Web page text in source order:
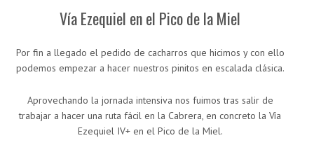
Vía Ezequiel en el Pico de la Miel
Por fin a llegado el pedido de cacharros que hicimos y con ello
podemos empezar a hacer nuestros pinitos en escalada clásica.
Aprovechando la jornada intensiva nos fuimos tras salir de
trabajar a hacer una ruta fácil en la Cabrera, en concreto la Vía
Ezequiel IV+ en el Pico de la Miel.